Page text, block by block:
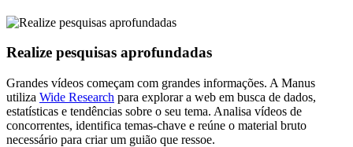
Realize pesquisas aprofundadas
Grandes vídeos começam com grandes informações. A Manus
utiliza Wide Research para explorar a web em busca de dados,
estatísticas e tendências sobre o seu tema. Analisa vídeos de
concorrentes, identifica temas-chave e reúne o material bruto
necessário para criar um guião que ressoe.